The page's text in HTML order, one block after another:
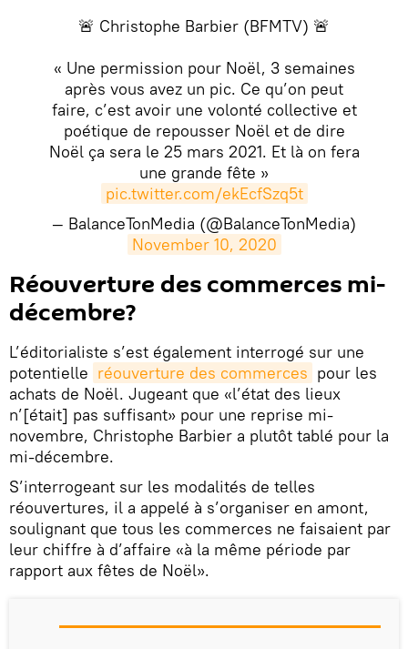
🚨 Christophe Barbier (BFMTV) 🚨
« Une permission pour Noël, 3 semaines
après vous avez un pic. Ce qu’on peut
faire, c’est avoir une volonté collective et
poétique de repousser Noël et de dire
Noël ça sera le 25 mars 2021. Et là on fera
une grande fête »
pic.twitter.com/ekEcfSzq5t
— BalanceTonMedia (@BalanceTonMedia)
November 10, 2020
Réouverture des commerces mi-
décembre?
L’éditorialiste s’est également interrogé sur une
potentielle réouverture des commerces pour les
achats de Noël. Jugeant que «l’état des lieux
n’[était] pas suffisant» pour une reprise mi-
novembre, Christophe Barbier a plutôt tablé pour la
mi-décembre.
S’interrogeant sur les modalités de telles
réouvertures, il a appelé à s’organiser en amont,
soulignant que tous les commerces ne faisaient par
leur chiffre à d’affaire «à la même période par
rapport aux fêtes de Noël».